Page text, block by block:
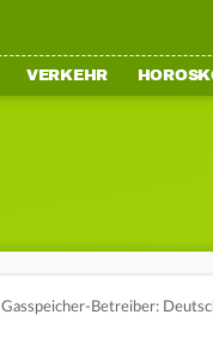
VERKEHR
Gasspeicher-Betreiber: